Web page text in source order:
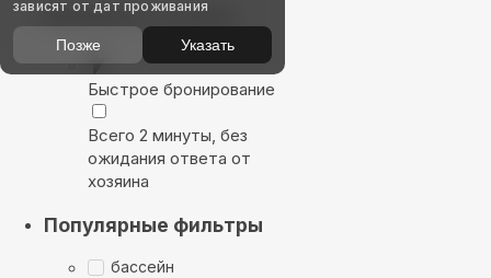
Выбирайте лучшее
Быстрое бронирование
Всего 2 минуты, без
ожидания ответа от
хозяина
Популярные фильтры
бассейн
зависят от дат проживания
Позже Указать